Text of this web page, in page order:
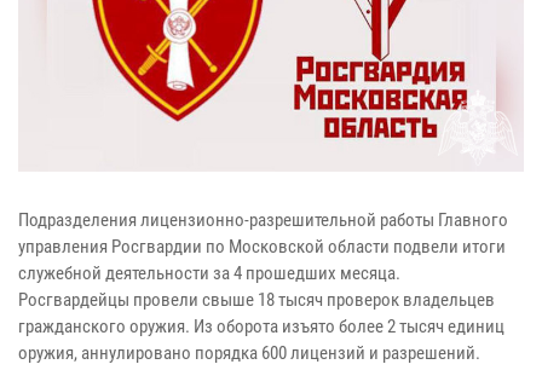
Подразделения лицензионно-разрешительной работы Главного
управления Росгвардии по Московской области подвели итоги
служебной деятельности за 4 прошедших месяца.
Росгвардейцы провели свыше 18 тысяч проверок владельцев
гражданского оружия. Из оборота изъято более 2 тысяч единиц
оружия, аннулировано порядка 600 лицензий и разрешений.